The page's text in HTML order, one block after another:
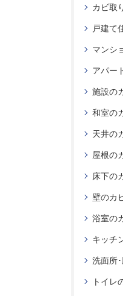
カビ取
戸建て
マンシ
アパー
施設の
和室の
天井の
屋根の
床下の
壁のカ
浴室の
キッチ
洗面所
トイレ